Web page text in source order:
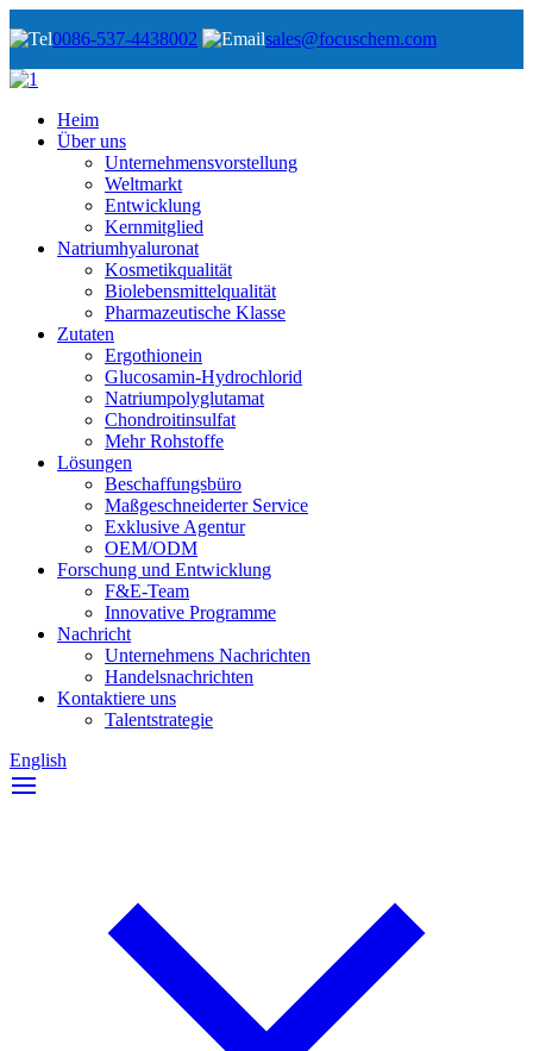
0086-537-4438002 sales@focuschem.com
Heim
Über uns
Unternehmensvorstellung
Weltmarkt
Entwicklung
Kernmitglied
Natriumhyaluronat
Kosmetikqualität
Biolebensmittelqualität
Pharmazeutische Klasse
Zutaten
Ergothionein
Glucosamin-Hydrochlorid
Natriumpolyglutamat
Chondroitinsulfat
Mehr Rohstoffe
Lösungen
Beschaffungsbüro
Maßgeschneiderter Service
Exklusive Agentur
OEM/ODM
Forschung und Entwicklung
F&E-Team
Innovative Programme
Nachricht
Unternehmens Nachrichten
Handelsnachrichten
Kontaktiere uns
Talentstrategie
English